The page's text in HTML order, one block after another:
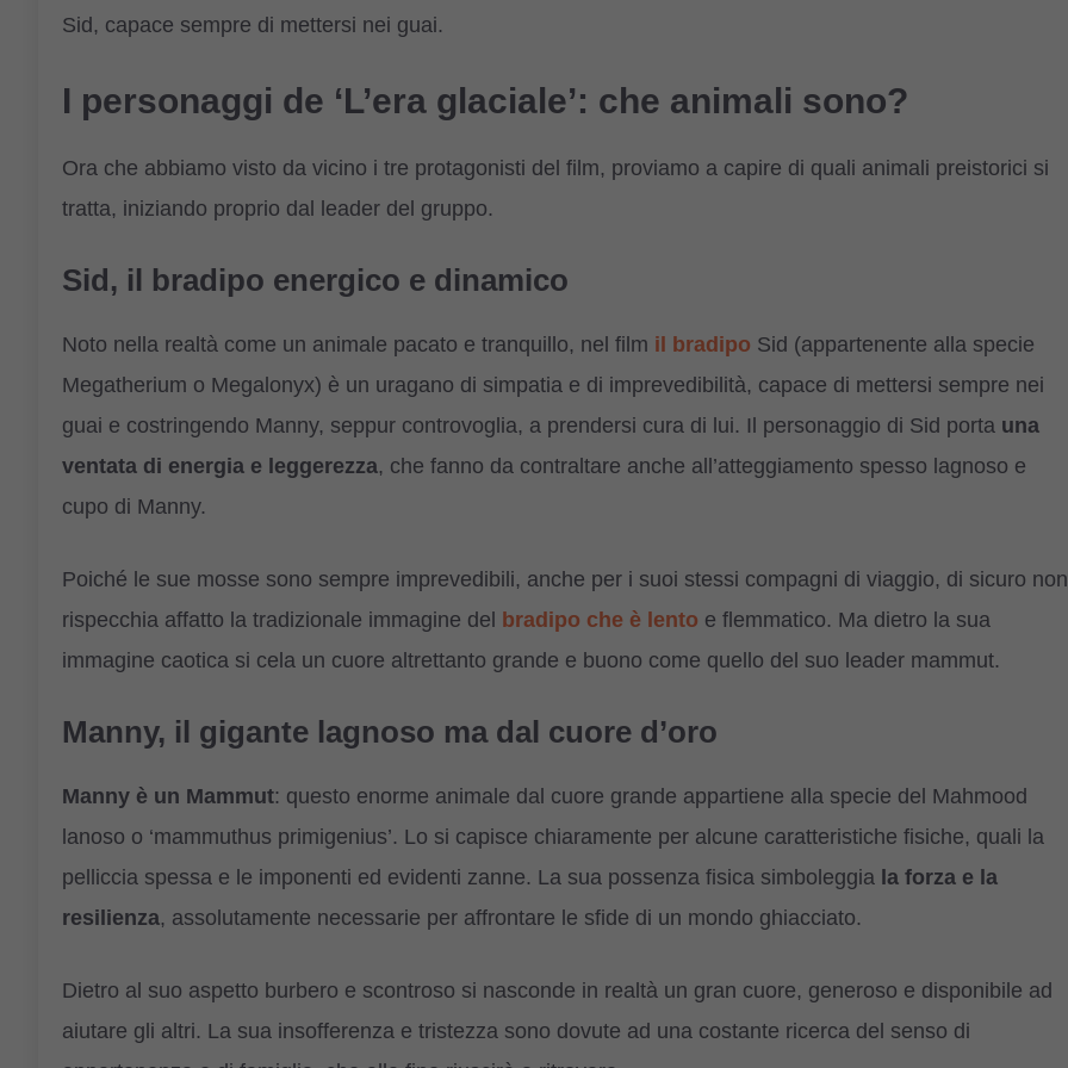
Sid, capace sempre di mettersi nei guai.
I personaggi de ‘L’era glaciale’: che animali sono?
Ora che abbiamo visto da vicino i tre protagonisti del film, proviamo a capire di quali animali preistorici si
tratta, iniziando proprio dal leader del gruppo.
Sid, il bradipo energico e dinamico
Noto nella realtà come un animale pacato e tranquillo, nel film il bradipo Sid (appartenente alla specie
Megatherium o Megalonyx) è un uragano di simpatia e di imprevedibilità, capace di mettersi sempre nei
guai e costringendo Manny, seppur controvoglia, a prendersi cura di lui. Il personaggio di Sid porta una
ventata di energia e leggerezza, che fanno da contraltare anche all’atteggiamento spesso lagnoso e
cupo di Manny.
Poiché le sue mosse sono sempre imprevedibili, anche per i suoi stessi compagni di viaggio, di sicuro non
rispecchia affatto la tradizionale immagine del
bradipo che è lento e flemmatico. Ma dietro la sua
immagine caotica si cela un cuore altrettanto grande e buono come quello del suo leader mammut.
Manny, il gigante lagnoso ma dal cuore d’oro
Manny è un Mammut: questo enorme animale dal cuore grande appartiene alla specie del Mahmood
lanoso o ‘mammuthus primigenius’. Lo si capisce chiaramente per alcune caratteristiche fisiche, quali la
pelliccia spessa e le imponenti ed evidenti zanne. La sua possenza fisica simboleggia la forza e la
resilienza, assolutamente necessarie per affrontare le sfide di un mondo ghiacciato.
Dietro al suo aspetto burbero e scontroso si nasconde in realtà un gran cuore, generoso e disponibile ad
aiutare gli altri. La sua insofferenza e tristezza sono dovute ad una costante ricerca del senso di